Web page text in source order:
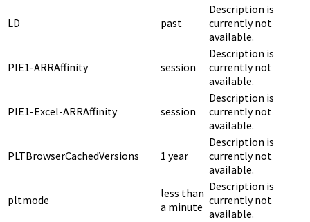
LD past
Description is
currently not
available.
PIE1-ARRAffinity session
Description is
currently not
available.
PIE1-Excel-ARRAffinity session
Description is
currently not
available.
PLTBrowserCachedVersions 1 year
Description is
currently not
available.
pltmode
less than
a minute
Description is
currently not
available.